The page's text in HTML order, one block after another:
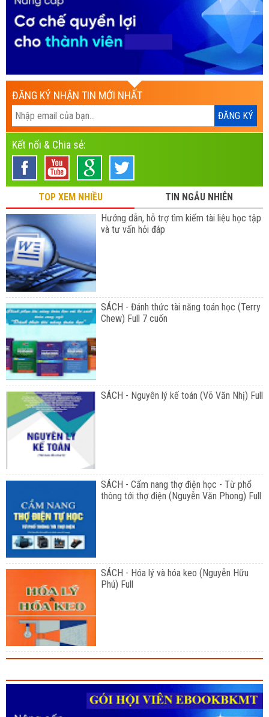
ĐĂNG KÝ NHẬN TIN MỚI NHẤT
Kết nối & Chia sẻ:
TOP XEM NHIỀU
TIN NGẪU NHIÊN
Hướng dẫn, hỗ trợ tìm kiếm tài liệu học tập
và tư vấn hỏi đáp
SÁCH - Đánh thức tài năng toán học (Terry
Chew) Full 7 cuốn
SÁCH - Nguyên lý kế toán (Võ Văn Nhị) Full
SÁCH - Cẩm nang thợ điện học - Từ phổ
thông tới thợ điện (Nguyễn Văn Phong) Full
SÁCH - Hóa lý và hóa keo (Nguyễn Hữu
Phú) Full